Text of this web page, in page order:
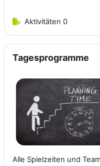
Aktivitäten 0
Tagesprogramme
Alle Spielzeiten und